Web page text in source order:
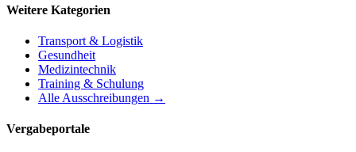
Weitere Kategorien
Transport & Logistik
Gesundheit
Medizintechnik
Training & Schulung
Alle Ausschreibungen →
Vergabeportale